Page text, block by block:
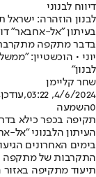
דיווח לבנוני
לבנון הוזהרה:
בעיתון "אל-אחבאר"
בדבר מתקפה מתקרבת
יוני • הוכשטיין:
לבנון"
שחר קליימן
4/6/2024, 03:22
,עודכן
0השמעה
תקיפה בכפר כילא
העיתון הלבנוני "אל-
בימים האחרונים
התקרבות של מתקפה
תיעוד מתקיפה באזור